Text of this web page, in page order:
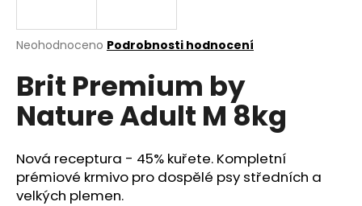
Průměrné
produktu
je
0,0
hvězdiček.
Neohodnoceno Podrobnosti hodnocení
Brit Premium by
Nature Adult M 8kg
Nová receptura - 45% kuřete. Kompletní
prémiové krmivo pro dospělé psy středních a
velkých plemen.
j
t
?
HLEDAT